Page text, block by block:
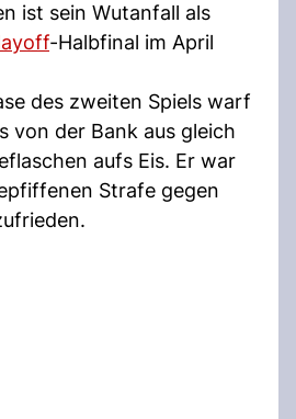
ist sein Wutanfall als
-Halbfinal im April
des zweiten Spiels warf
von der Bank aus gleich
aufs Eis. Er war
Strafe gegen